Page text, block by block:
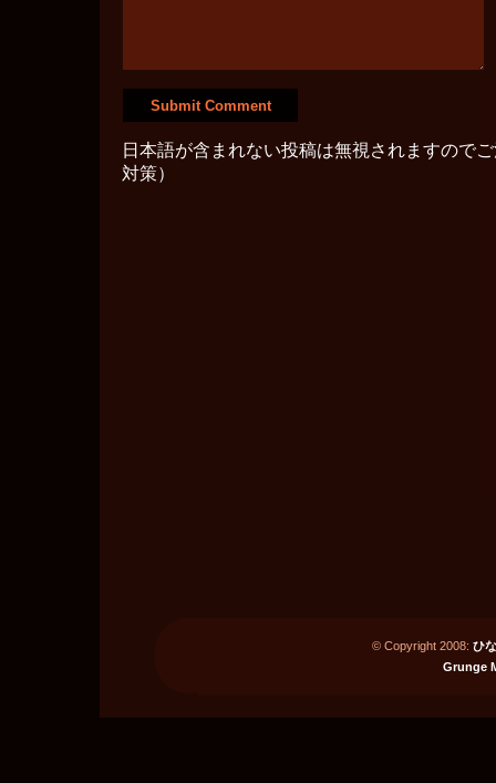
日本語が含まれない投稿は無視されますので
対策）
© Copyright 2008: ひ
Grunge